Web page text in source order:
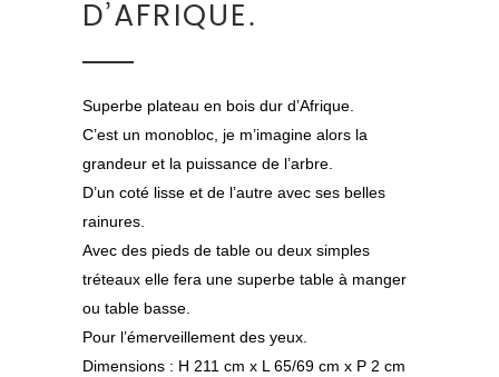
D’AFRIQUE.
Superbe plateau en bois dur d’Afrique.
C’est un monobloc, je m’imagine alors la
grandeur et la puissance de l’arbre.
D’un coté lisse et de l’autre avec ses belles
rainures.
Avec des pieds de table ou deux simples
tréteaux elle fera une superbe table à manger
ou table basse.
Pour l’émerveillement des yeux.
Dimensions : H 211 cm x L 65/69 cm x P 2 cm